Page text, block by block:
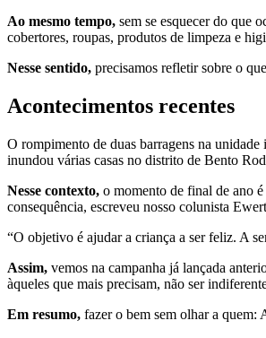
Ao mesmo tempo, sem se esquecer do que
cobertores, roupas, produtos de limpeza e
Nesse sentido, precisamos refletir sobre o
Acontecimentos recentes
O rompimento de duas barragens na
inundou várias casas no distrito de Bento
Nesse contexto, o momento de final de ano
consequência, escreveu nosso colunista
“O objetivo é ajudar a criança a ser feliz. A
Assim, vemos na campanha já lançada
àqueles que mais precisam, não ser
Em resumo, fazer o bem sem olhar a